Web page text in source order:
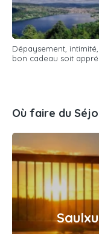
Dépaysement,
bon cadeau soit appré...
Où faire du